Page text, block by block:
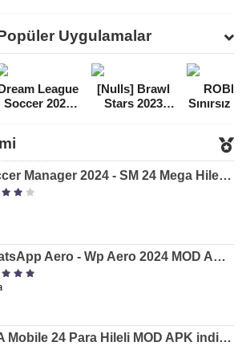
APK [v1.15.3]
Uygulamalar
League
Soccer 2022
[Nulls] Brawl
Stars 2023
Sınırsız
Soccer Manager 2024 - SM 24 Mega Hileli MOD APK indir [v3.0.0]
WhatsApp Aero - Wp Aero 2024 MOD APK indir [v10.0.2]
FIFA Mobile 24 Para Hileli MOD APK indir [v20.1.02]